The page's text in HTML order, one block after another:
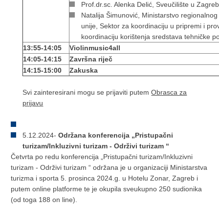
Prof.dr.sc. Alenka Delić, Sveučilište u
Natalija Šimunović, Ministarstvo
unije, Sektor za koordinaciju u pripremi i
koordinaciju korištenja sredstava tehničke
13:55-14:05
Violinmusic4all
14:05-14:15
Završna riječ
14:15-15:00
Zakuska
Svi zainteresirani mogu se prijaviti putemObrasca za
prijavu
5.12.2024-Održana konferencija „Pristupačni
turizam/Inkluzivni turizam - Održivi turizam “
Četvrta po redu konferencija „Pristupačni turizam/Inkluzivni
turizam - Održivi turizam “ održana je u organizaciji Ministarstva
turizma i sporta 5. prosinca 2024.g. u Hotelu Zonar, Zagreb i
putem online platforme te je okupila sveukupno 250 sudionika
(od toga 188 on line).